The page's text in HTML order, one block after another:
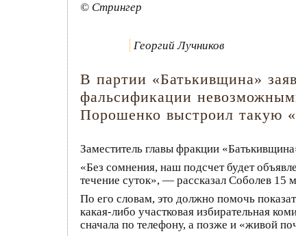
© Стрингер
Георгий Лучников
В партии «Батькивщина»
фальсификации
Порошенко выстроил такую
Заместитель главы фракции
«Без сомнения, наш подсчет будет
течение суток», — рассказал Соболев 15
По его словам, это должно помочь
какая-либо участковая избирательная
сначала по телефону, а позже и «живой